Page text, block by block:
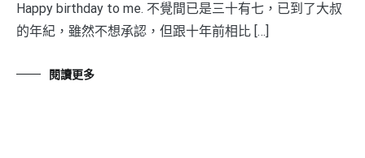
Happy birthday to me. 不覺間已是三十有七，已到了大叔
的年紀，雖然不想承認，但跟十年前相比 […]
閱讀更多